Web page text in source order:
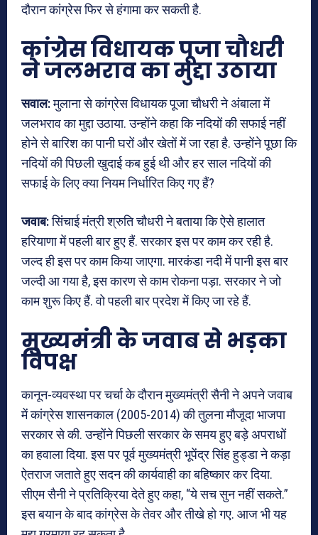
दौरान कांग्रेस फिर से हंगामा कर सकती है.
कांग्रेस विधायक पूजा चौधरी
ने जलभराव का मुद्दा उठाया
सवाल:मुलाना से कांग्रेस विधायक पूजा चौधरी ने अंबाला में
जलभराव का मुद्दा उठाया. उन्होंने कहा कि नदियों की सफाई नहीं
होने से बारिश का पानी घरों और खेतों में जा रहा है. उन्होंने पूछा कि
नदियों की पिछली खुदाई कब हुई थी और हर साल नदियों की
सफाई के लिए क्या नियम निर्धारित किए गए हैं?
जवाब:सिंचाई मंत्री श्रुति चौधरी ने बताया कि ऐसे हालात
हरियाणा में पहली बार हुए हैं. सरकार इस पर काम कर रही है.
जल्द ही इस पर काम किया जाएगा. मारकंडा नदी में पानी इस बार
जल्दी आ गया है, इस कारण से काम रोकना पड़ा. सरकार ने जो
काम शुरू किए हैं. वो पहली बार प्रदेश में किए जा रहे हैं.
मुख्यमंत्री के जवाब से भड़का
विपक्ष
कानून-व्यवस्था पर चर्चा के दौरान मुख्यमंत्री सैनी ने अपने जवाब
में कांग्रेस शासनकाल (2005-2014) की तुलना मौजूदा भाजपा
सरकार से की. उन्होंने पिछली सरकार के समय हुए बड़े अपराधों
का हवाला दिया. इस पर पूर्व मुख्यमंत्री भूपेंद्र सिंह हुड्डा ने कड़ा
ऐतराज जताते हुए सदन की कार्यवाही का बहिष्कार कर दिया.
सीएम सैनी ने प्रतिक्रिया देते हुए कहा, “ये सच सुन नहीं सकते.”
इस बयान के बाद कांग्रेस के तेवर और तीखे हो गए. आज भी यह